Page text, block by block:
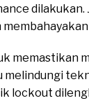
memastikan
melindungi
lockout